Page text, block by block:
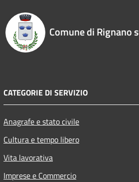
Comune di Rignano
CATEGORIE DI SERVIZIO
Anagrafe e stato civile
Cultura e tempo libero
Vita lavorativa
Imprese e Commercio